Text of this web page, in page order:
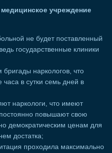
медицинское учреждение
не будет поставленный
государственные клиники
наркологов, что
часа в сутки семь дней в
наркологи, что имеют
повышают свою
демократическим ценам для
достатка;
проходила максимально